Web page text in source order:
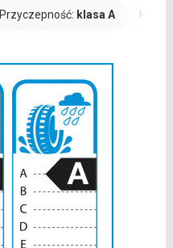
Przyczepność: klasa A Hałas: